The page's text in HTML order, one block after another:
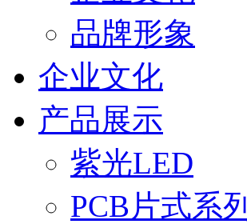
品牌形象
企业文化
产品展示
紫光LED
PCB片式系列